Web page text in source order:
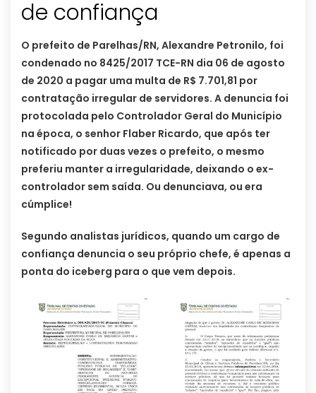
de confiança
O prefeito de Parelhas/RN, Alexandre Petronilo, foi
condenado no 8425/2017 TCE-RN dia 06 de agosto
de 2020 a pagar uma multa de R$ 7.701,81 por
contratação irregular de servidores. A denuncia foi
protocolada pelo Controlador Geral do Município
na época, o senhor Flaber Ricardo, que após ter
notificado por duas vezes o prefeito, o mesmo
preferiu manter a irregularidade, deixando o ex-
controlador sem saída. Ou denunciava, ou era
cúmplice!
Segundo analistas jurídicos, quando um cargo de
confiança denuncia o seu próprio chefe, é apenas a
ponta do iceberg para o que vem depois.